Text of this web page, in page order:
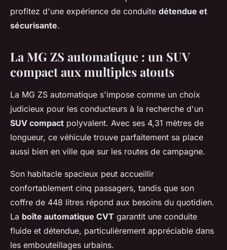
profitez d'une expérience de conduite détendue et
sécurisante.
La MG ZS automatique : un SUV
compact aux multiples atouts
La MG ZS automatique s'impose comme un choix
judicieux pour les conducteurs à la recherche d'un
SUV compact polyvalent. Avec ses 4,31 mètres de
longueur, ce véhicule trouve parfaitement sa place
aussi bien en ville que sur les routes de campagne.
Son habitacle spacieux peut accueillir
confortablement cinq passagers, tandis que son
coffre de 448 litres répond aux besoins du quotidien.
La boîte automatique CVT garantit une conduite
fluide et détendue, particulièrement appréciable dans
les embouteillages urbains.